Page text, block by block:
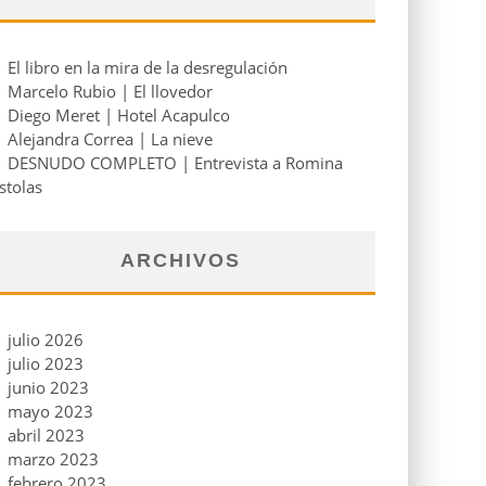
El libro en la mira de la desregulación
Marcelo Rubio | El llovedor
Diego Meret | Hotel Acapulco
Alejandra Correa | La nieve
DESNUDO COMPLETO | Entrevista a Romina
ARCHIVOS
julio 2026
julio 2023
junio 2023
mayo 2023
abril 2023
marzo 2023